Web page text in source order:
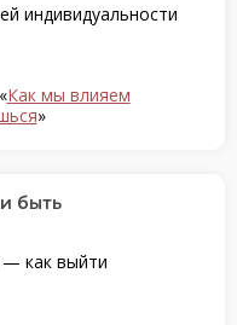
индивидуальности
Как мы влияем
»
быть
как выйти